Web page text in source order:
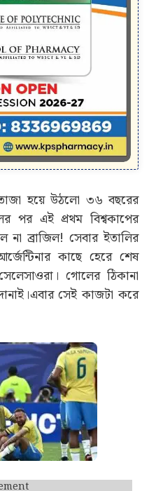
হয়ে উঠলো ৩৬ বছরের
এই প্রথম বিশ্বকাপের
না ব্রাজিল! সেবার ইতালির
কাছে হেরে শেষ
গোলের ঠিকানা
সেই কাজটা করে